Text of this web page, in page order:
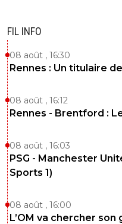
FIL INFO
08 août , 16:30
Rennes : Un titulaire
08 août , 16:12
Rennes - Brentford :
08 août , 16:03
PSG - Manchester
Sports 1)
08 août , 16:00
L’OM va chercher